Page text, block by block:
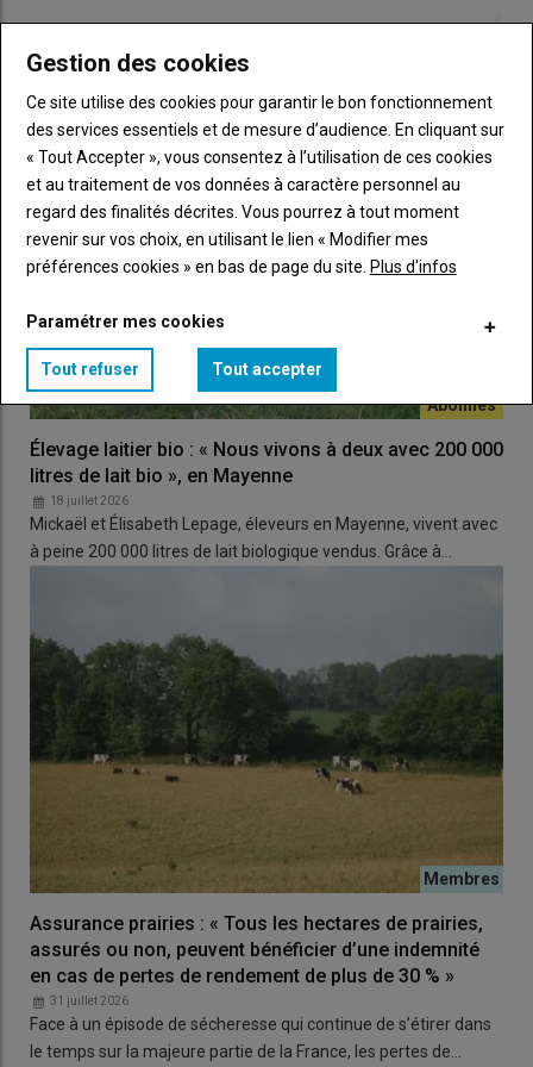
Avec plus de la moitié de nos animaux qui ont été
95 % de risque d’infection dans les 4,5 km
alentours
En effet, la DNC est une maladie vectorielle, transmise par les
. Sa période d’incubation est en
moyenne de 4 à 14 jours, mais peut aller
Ainsi, dans un même lot, il peut y avoir des animaux présentant
des signes cliniques, des animaux en période d’incubation,
mais aussi des animaux asymptomatiques.
de détecter des animaux infectés en cours d’incubation ou
subcliniques. Conserver ces animaux, c’est conserver un
réservoir de virus
, que les stomoxes et les taons peuvent
propager. En période d’activité de ces insectes, la probabilité
d'une infection dans un rayon de 4,5 km autour d'un
A lire aussi :
Ce que l'on sait sur la dermatose
nodulaire contagieuse
éradication immédiate.
La réglementation européenne nous
impose l’abattage total
, par l’article 12 du règlement 2020/687.
Les dérogations ne concernent pas nos types d’élevage. Par
exemple, il y a une dérogation pour les animaux en bâtiments
fermés, mais il s’agit de bâtiments hermétiques aux vecteurs, et
nous n’en avons pas »,explique la vétérinaire.
Sans bâtiments hermétiques, le confinement des animaux ne
peut être une mesure efficace pour une maladie vectorielle. En
Élevage laitier bio : « Nous vivons à deux avec 200 000
litres de lait bio », en Mayenne
18 juillet 2026
Mickaël et Élisabeth Lepage, éleveurs en Mayenne, vivent avec
à peine 200 000 litres de lait biologique vendus. Grâce à…
Assurance prairies : « Tous les hectares de prairies,
assurés ou non, peuvent bénéficier d’une indemnité
en cas de pertes de rendement de plus de 30 % »
31 juillet 2026
Face à un épisode de sécheresse qui continue de s’étirer dans
le temps sur la majeure partie de la France, les pertes de…
Gestion des cookies
Ce site utilise des cookies pour garantir le bon fonctionnement
des services essentiels et de mesure d’audience. En cliquant sur
« Tout Accepter », vous consentez à l’utilisation de ces cookies
et au traitement de vos données à caractère personnel au
regard des finalités décrites. Vous pourrez à tout moment
revenir sur vos choix, en utilisant le lien « Modifier mes
préférences cookies » en bas de page du site. Plus d'infos
Paramétrer mes cookies
Tout refuser Tout accepter